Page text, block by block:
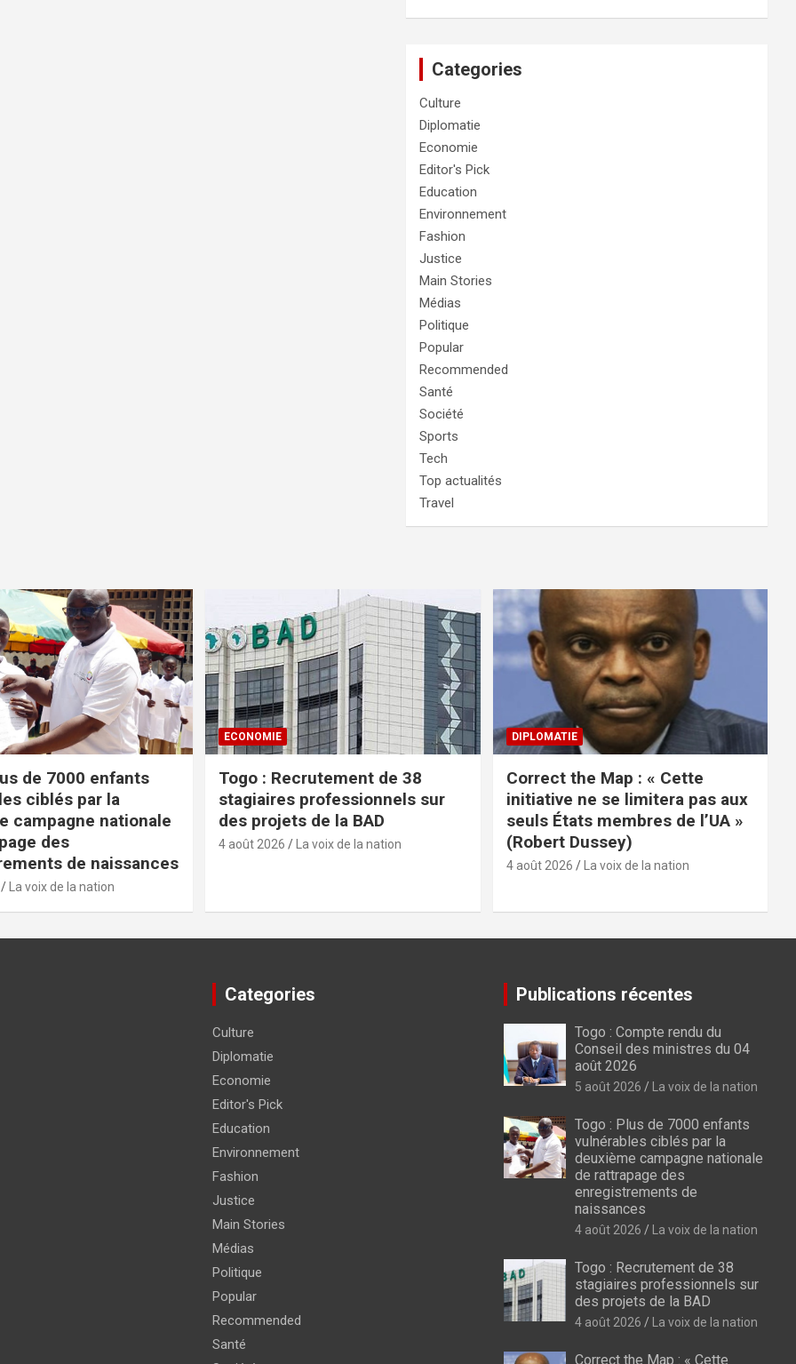
Categories
Culture
Diplomatie
Economie
Editor's Pick
Education
Environnement
Fashion
Justice
Main Stories
Médias
Politique
Popular
Recommended
Santé
Société
Sports
Tech
Top actualités
Travel
de 7000 enfants
ciblés par la
campagne nationale
des
de naissances
La voix de la nation
ECONOMIE
Togo : Recrutement de 38
stagiaires professionnels sur
des projets de la BAD
4 août 2026 La voix de la nation
DIPLOMATIE
Correct the Map : « Cette
initiative ne se limitera pas aux
seuls États membres de l’UA »
(Robert Dussey)
4 août 2026 La voix de la nation
Categories
Culture
Diplomatie
Economie
Editor's Pick
Education
Environnement
Fashion
Justice
Main Stories
Médias
Politique
Popular
Recommended
Santé
Publications récentes
Togo : Compte rendu du
Conseil des ministres du 04
août 2026
5 août 2026 La voix de la nation
Togo : Plus de 7000 enfants
vulnérables ciblés par la
deuxième campagne nationale
de rattrapage des
enregistrements de
naissances
4 août 2026 La voix de la nation
Togo : Recrutement de 38
stagiaires professionnels sur
des projets de la BAD
4 août 2026 La voix de la nation
Correct the Map : « Cette